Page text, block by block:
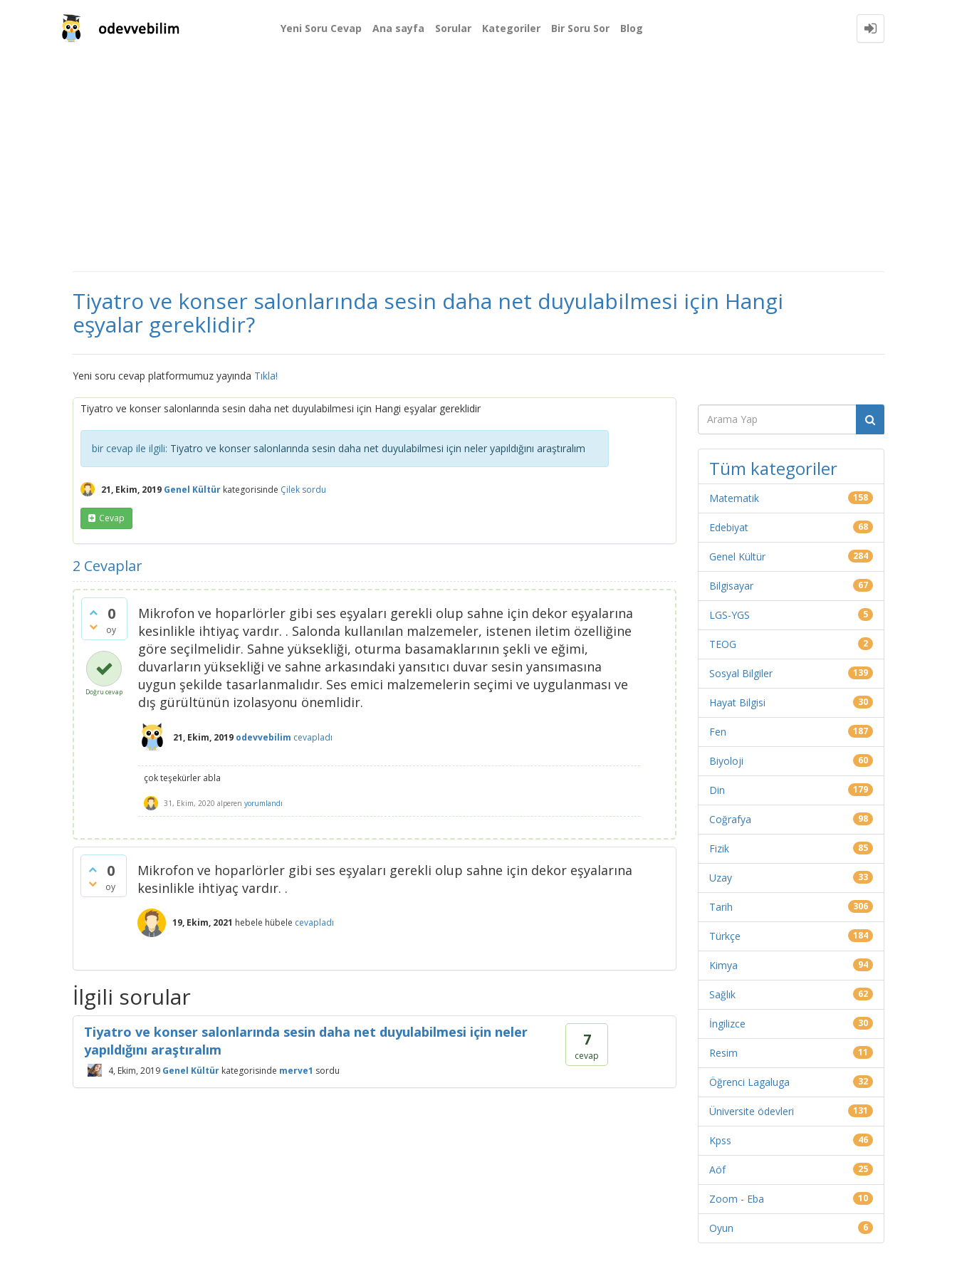
Yeni Soru Cevap Ana sayfa Sorular Kategoriler Bir Soru Sor Blog
Tiyatro ve konser salonlarında sesin daha net duyulabilmesi için Hangi
eşyalar gereklidir?
Yeni soru cevap platformumuz yayında Tıkla!
Tiyatro ve konser salonlarında sesin daha net duyulabilmesi için Hangi eşyalar gereklidir
bir cevap ile ilgili: Tiyatro ve konser salonlarında sesin daha net duyulabilmesi için neler yapıldığını araştıralım
21, Ekim, 2019 Genel Kültür kategorisinde Çilek sordu
Cevap
2 Cevaplar
0
oy
Doğru cevap
Mikrofon ve hoparlörler gibi ses eşyaları gerekli olup sahne için dekor eşyalarına
kesinlikle ihtiyaç vardır. . Salonda kullanılan malzemeler, istenen iletim özelliğine
göre seçilmelidir. Sahne yüksekliği, oturma basamaklarının şekli ve eğimi,
duvarların yüksekliği ve sahne arkasındaki yansıtıcı duvar sesin yansımasına
uygun şekilde tasarlanmalıdır. Ses emici malzemelerin seçimi ve uygulanması ve
dış gürültünün izolasyonu önemlidir.
21, Ekim, 2019 odevvebilim cevapladı
çok teşekürler abla
31, Ekim, 2020 alperen yorumlandı
0
oy
Mikrofon ve hoparlörler gibi ses eşyaları gerekli olup sahne için dekor eşyalarına
kesinlikle ihtiyaç vardır. .
19, Ekim, 2021 hebele hübele cevapladı
İlgili sorular
7
cevap
Tiyatro ve konser salonlarında sesin daha net duyulabilmesi için neler
yapıldığını araştıralım
4, Ekim, 2019 Genel Kültür kategorisinde merve1 sordu
Tüm kategoriler
Matematik 158
Edebiyat 68
Genel Kültür 284
Bilgisayar 67
LGS-YGS 5
TEOG 2
Sosyal Bilgiler 139
Hayat Bilgisi 30
Fen 187
Biyoloji 60
Din 179
Coğrafya 98
Fizik 85
Uzay 33
Tarih 306
Türkçe 184
Kimya 94
Sağlık 62
İngilizce 30
Resim 11
Öğrenci Lagaluga 32
Üniversite ödevleri 131
Kpss 46
Aöf 25
Zoom - Eba 10
Oyun 6